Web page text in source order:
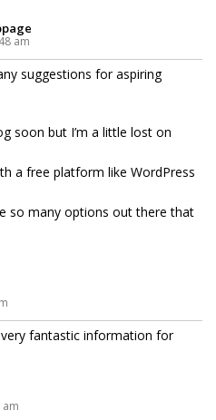
am
suggestions for aspiring
soon but I’m a little lost on
a free platform like WordPress
so many options out there that
fantastic information for
am